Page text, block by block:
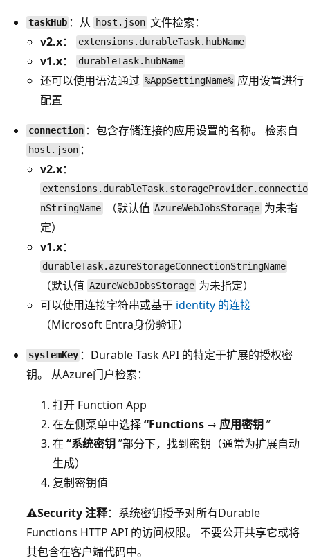
taskHub ：从 host.json 文件检索：
v2.x： extensions.durableTask.hubName
v1.x： durableTask.hubName
还可以使用语法通过 %AppSettingName% 应用设置进行
配置
connection ：包含存储连接的应用设置的名称。 检索自
host.json ：
v2.x：
extensions.durableTask.storageProvider.connectio
nStringName
（默认值 AzureWebJobsStorage 为未指
定）
v1.x：
durableTask.azureStorageConnectionStringName
（默认值 AzureWebJobsStorage 为未指定）
可以使用连接字符串或基于 identity 的连接
（Microsoft Entra身份验证）
systemKey ：Durable Task API 的特定于扩展的授权密
钥。 从Azure门户检索：
打开 Function App
在左侧菜单中选择“Functions → 应用密钥”
在 “系统密钥”部分下，找到密钥（通常为扩展自动
生成）
复制密钥值
⚠️Security 注释：系统密钥授予对所有Durable
Functions HTTP API 的访问权限。 不要公开共享它或将
其包含在客户端代码中。